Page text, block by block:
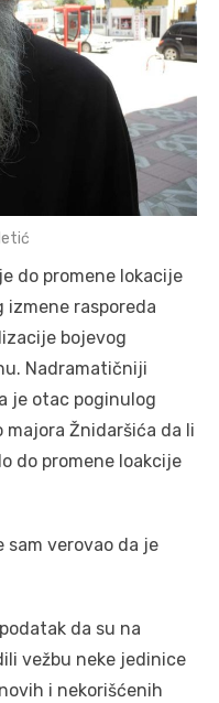
do promene lokacije
rasporeda
bojevog
Nadramatičniji
je otac poginulog
majora Žnidaršića da li
do promene loakcije
sam verovao da je
da su na
vežbu neke jedinice
i nekorišćenih